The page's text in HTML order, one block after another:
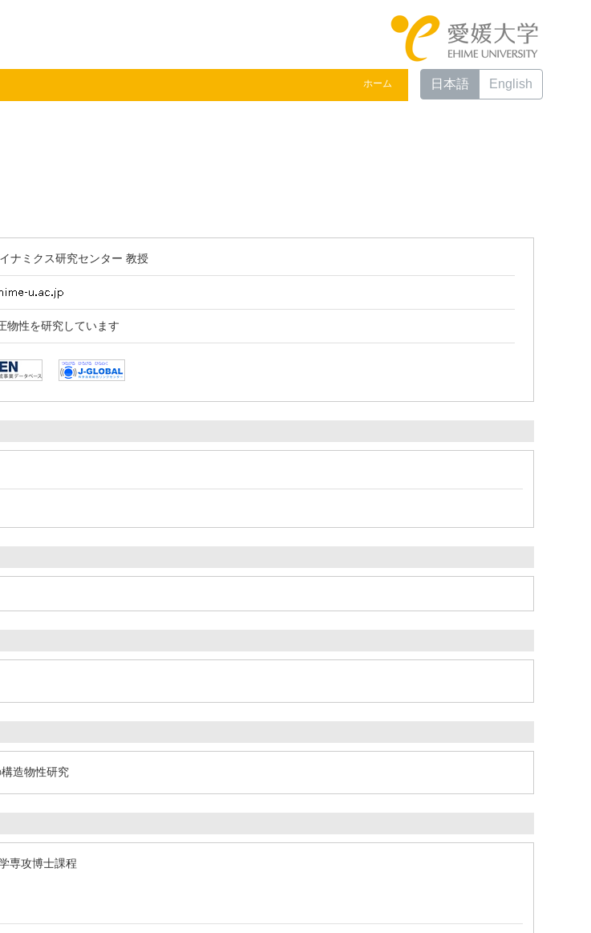
ホーム 日本語 English
ナミクス研究センター 教授
物性を研究しています
造物性研究
専攻博士課程